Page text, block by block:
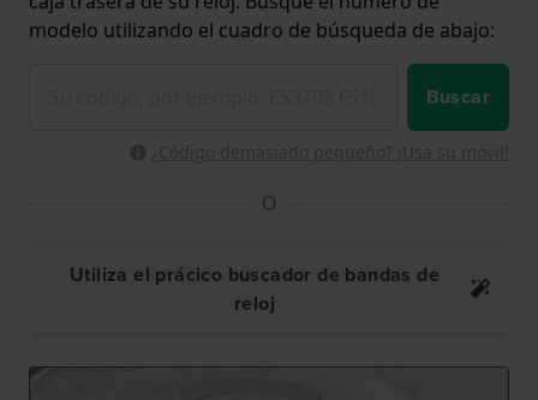
modelo utilizando el cuadro de búsqueda de abajo:
Buscar
¿Código demasiado pequeño? ¡Usa su móvil!
O
Utiliza el prácico buscador de bandas de
reloj